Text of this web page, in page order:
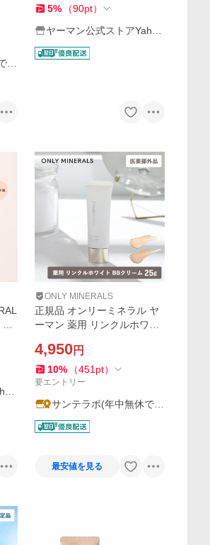
発
マン公式 0.5g ミネラルコス
5% （90pt）
ヤーマン公式ストアYaho
o!ショッピング店
ONLY MINERALS
正規品 オンリーミネラル ヤ
ーマン 薬用 リンクルホワイ
品 ライトオークル オークル
SPF25 PA++ 化粧下地 BB 肌
荒れ BBクリーム
4,950円
10% （451 pt）
要エントリー
サンテラボ(年中無休で発
送)
最安値を見る